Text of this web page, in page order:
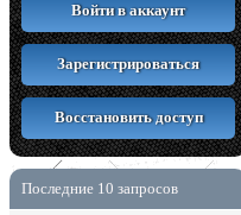
Войти в аккаунт
Зарегистрироваться
Восстановить доступ
Последние 10 запросов